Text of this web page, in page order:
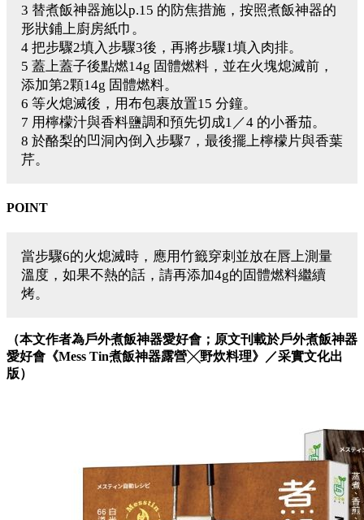
3 替煮飯神器施以p.15 的防焦措施，按照煮飯神器的
形狀鋪上廚房紙巾。
4 把步驟2填入步驟3後，再將步驟1填入肉排。
5 蓋上蓋子後點燃14g 固體燃料，並在火塊熄滅前，
添加第2顆14g 固體燃料。
6 等火熄滅後，用布包裹放置15 分鐘。
7 用檸檬汁與香料鹽調和預先切成1／4 的小番茄。
8 於酪梨的凹洞內倒入步驟7，最後擺上檸檬片與香葉
芹。
POINT
當步驟6的火熄滅時，應用竹籤穿刺並放在唇上測量
溫度，如果不熱的話，請再添加4g的固體燃料繼續
烤。
（本文作者為戶外煮飯神器愛好會； 原文刊載於戶外煮飯神器
愛好會《Mess Tin煮飯神器露營╳野炊料理》／采實文化出
版）